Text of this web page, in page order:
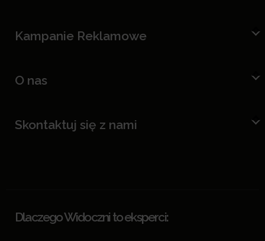
Kampanie Reklamowe
O nas
Skontaktuj się z nami
Dlaczego Widoczni to eksperci: